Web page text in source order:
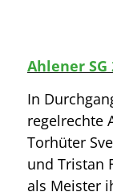
Ahlener SG
In
regelrechte
Torhüter
und Tristan
als Meister